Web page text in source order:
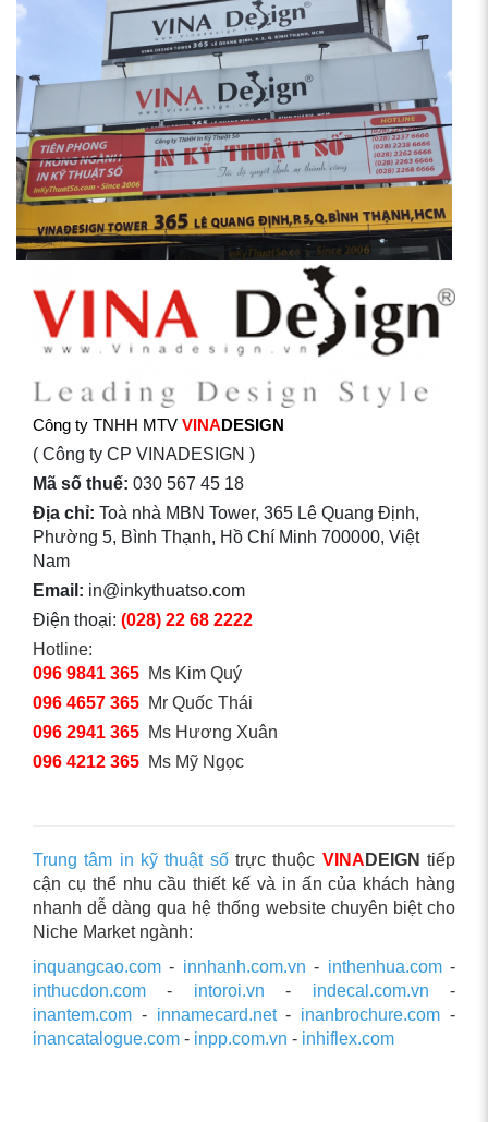
Công ty TNHH MTV VINADESIGN
( Công ty CP VINADESIGN )
Mã số thuế: 030 567 45 18
Địa chỉ: Toà nhà MBN Tower, 365 Lê Quang Định,
Phường 5, Bình Thạnh, Hồ Chí Minh 700000, Việt
Nam
Email: in@inkythuatso.com
Điện thoại: (028) 22 68 2222
Hotline:
096 9841 365 Ms Kim Quý
096 4657 365 Mr Quốc Thái
096 2941 365 Ms Hương Xuân
096 4212 365 Ms Mỹ Ngọc
Trung tâm in kỹ thuật sốtrực thuộc VINA DEIGN tiếp
cận cụ thể nhu cầu thiết kế và in ấn của khách hàng
nhanh dễ dàng qua hệ thống website chuyên biệt cho
Niche Market ngành:
inquangcao.com - innhanh.com.vn - inthenhua.com-
inthucdon.com - intoroi.vn - indecal.com.vn -
inantem.com - innamecard.net- inanbrochure.com -
inancatalogue.com - inpp.com.vn - inhiflex.com